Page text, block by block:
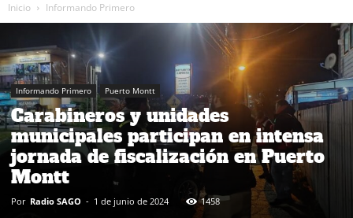
Inicio Informando Primero
Informando Primero Puerto Montt
Carabineros y unidades
municipales participan en intensa
jornada de fiscalización en Puerto
Montt
Por Radio SAGO - 1 de junio de 2024 1458